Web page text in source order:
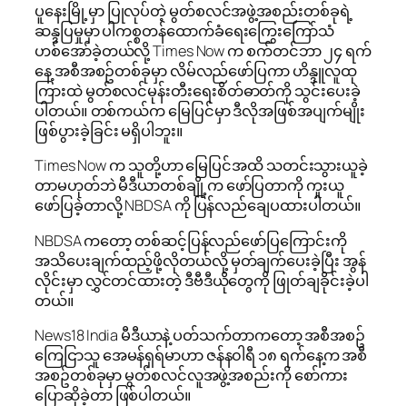
ပူနေးမြို့မှာ ပြုလုပ်တဲ့ မွတ်စလင်အဖွဲ့အစည်းတစ်ခုရဲ့
ဆန္ဒပြမှုမှာ ပါကစ္စတန်ထောက်ခံရေးကြွေးကြော်သံ
ဟစ်အော်ခဲ့တယ်လို့ Times Now က စက်တင်ဘာ ၂၄ ရက်
နေ့ အစီအစဥ်တစ်ခုမှာ လိမ်လည်ဖော်ပြကာ ဟိန္ဒူလူထု
ကြားထဲ မွတ်စလင်မုန်းတီးရေးစိတ်ဓာတ်ကို သွင်းပေးခဲ့
ပါတယ်။ တစ်ကယ်က မြေပြင်မှာ ဒီလိုအဖြစ်အပျက်မျိုး
ဖြစ်ပွားခဲ့ခြင်း မရှိပါဘူး။
Times Now က သူတို့ဟာ မြေပြင်အထိ သတင်းသွားယူခဲ့
တာမဟုတ်ဘဲ မီဒီယာတစ်ချို့က ဖော်ပြတာကို ကူးယူ
ဖော်ပြခဲ့တာလို့ NBDSA ကို ပြန်လည်ချေပထားပါတယ်။
NBDSA ကတော့ တစ်ဆင့်ပြန်လည်ဖော်ပြကြောင်းကို
အသိပေးချက်ထည့်ဖို့လိုတယ်လို့ မှတ်ချက်ပေးခဲ့ပြီး အွန်
လိုင်းမှာ လွှင်တင်ထားတဲ့ ဒီဗီဒီယိုတွေကို ဖြုတ်ချခိုင်းခဲ့ပါ
တယ်။
News18 India မီဒီယာနဲ့ ပတ်သက်တာကတော့ အစီအစဥ်
ကြေငြာသူ အေမန်ရှရ်မာဟာ ဇန်န၀ါရီ ၁၈ ရက်နေ့က အစီ
အစဥ်တစ်ခုမှာ မွတ်စလင်လူအဖွဲ့အစည်းကို စော်ကား
ပြောဆိုခဲ့တာ ဖြစ်ပါတယ်။